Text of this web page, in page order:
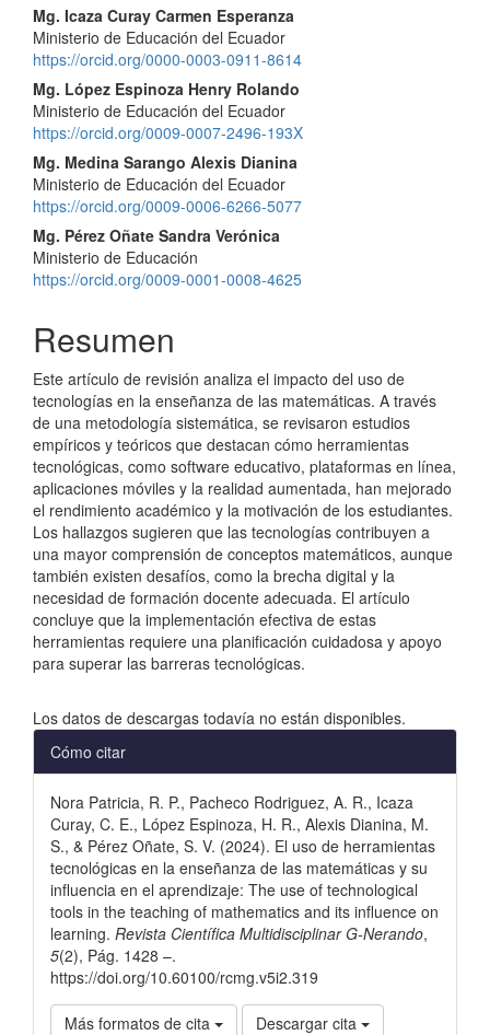
Mg. Icaza Curay Carmen Esperanza
Ministerio de Educación del Ecuador
https://orcid.org/0000-0003-0911-8614
Mg. López Espinoza Henry Rolando
Ministerio de Educación del Ecuador
https://orcid.org/0009-0007-2496-193X
Mg. Medina Sarango Alexis Dianina
Ministerio de Educación del Ecuador
https://orcid.org/0009-0006-6266-5077
Mg. Pérez Oñate Sandra Verónica
Ministerio de Educación
https://orcid.org/0009-0001-0008-4625
Resumen
Este artículo de revisión analiza el impacto del uso de
tecnologías en la enseñanza de las matemáticas. A través
de una metodología sistemática, se revisaron estudios
empíricos y teóricos que destacan cómo herramientas
tecnológicas, como software educativo, plataformas en línea,
aplicaciones móviles y la realidad aumentada, han mejorado
el rendimiento académico y la motivación de los estudiantes.
Los hallazgos sugieren que las tecnologías contribuyen a
una mayor comprensión de conceptos matemáticos, aunque
también existen desafíos, como la brecha digital y la
necesidad de formación docente adecuada. El artículo
concluye que la implementación efectiva de estas
herramientas requiere una planificación cuidadosa y apoyo
para superar las barreras tecnológicas.
Los datos de descargas todavía no están disponibles.
Detalles
del
artículo
Cómo citar
Nora Patricia, R. P., Pacheco Rodriguez, A. R., Icaza
Curay, C. E., López Espinoza, H. R., Alexis Dianina, M.
S., & Pérez Oñate, S. V. (2024). El uso de herramientas
tecnológicas en la enseñanza de las matemáticas y su
influencia en el aprendizaje: The use of technological
tools in the teaching of mathematics and its influence on
learning. Revista Científica Multidisciplinar G-Nerando,
5(2), Pág. 1428 –.
https://doi.org/10.60100/rcmg.v5i2.319
Más formatos de cita Descargar cita